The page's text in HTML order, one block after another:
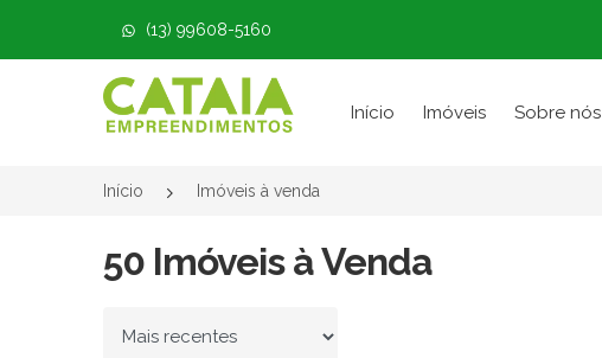
(13) 99608-5160
Página inicial
Início Imóveis Sobre nós
Início Imóveis à venda
50 Imóveis à Venda
Ordenar por